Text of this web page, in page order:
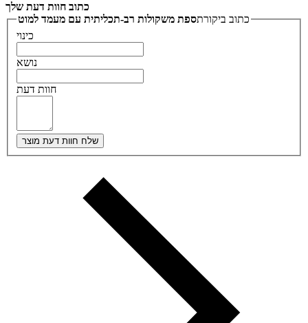
כתוב חוות דעת שלך
כתוב ביקורתספת משקולות רב-תכליתית עם מעמד למוט
כינוי
נושא
חוות דעת
שלח חוות דעת מוצר